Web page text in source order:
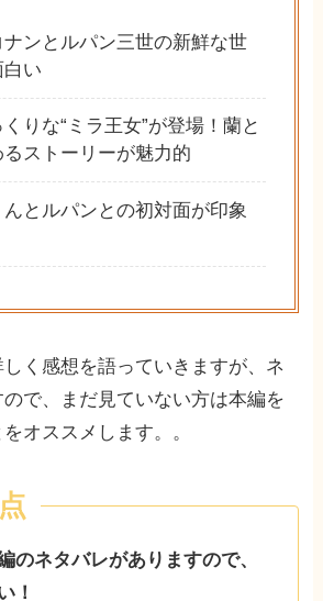
ンとルパン三世の新鮮な世
い
りな“ミラ王女”が登場！蘭と
るストーリーが魅力的
んとルパンとの初対面が印象
く感想を語っていきますが、ネ
で、まだ見ていない方は本編を
オススメします。。
のネタバレがありますので、
！